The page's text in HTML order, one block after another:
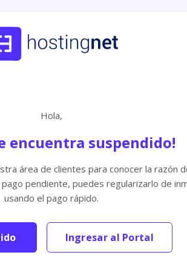
Hola,
encuentra suspendido!
área de clientes para conocer la razón
pendiente, puedes regularizarlo de
usando el pago rápido.
Ingresar al Portal